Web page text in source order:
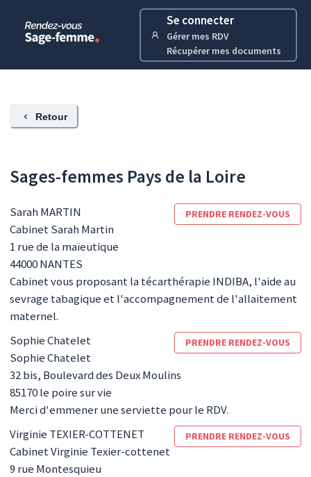
Se connecter
Gérer mes RDV
Récupérer mes documents
Retour
Sages-femmes Pays de la Loire
SarahMARTIN PRENDRE RENDEZ-VOUS
Cabinet Sarah Martin
1 rue de la maïeutique
44000NANTES
Cabinet vous proposant la técarthérapie INDIBA, l'aide au
sevrage tabagique et l'accompagnement de l'allaitement
maternel.
SophieChatelet PRENDRE RENDEZ-VOUS
Sophie Chatelet
32 bis, Boulevard des Deux Moulins
85170le poire sur vie
Merci d'emmener une serviette pour le RDV.
Virginie TEXIER-COTTENET PRENDRE RENDEZ-VOUS
Cabinet Virginie Texier-cottenet
9 rue Montesquieu